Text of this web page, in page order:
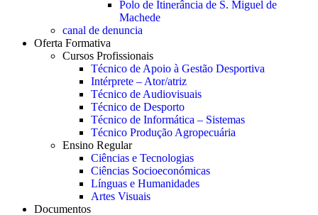
Polo de Itinerância de S. Miguel de
Machede
canal de denuncia
Oferta Formativa
Cursos Profissionais
Técnico de Apoio à Gestão Desportiva
Intérprete – Ator/atriz
Técnico de Audiovisuais
Técnico de Desporto
Técnico de Informática – Sistemas
Técnico Produção Agropecuária
Ensino Regular
Ciências e Tecnologias
Ciências Socioeconómicas
Línguas e Humanidades
Artes Visuais
Documentos